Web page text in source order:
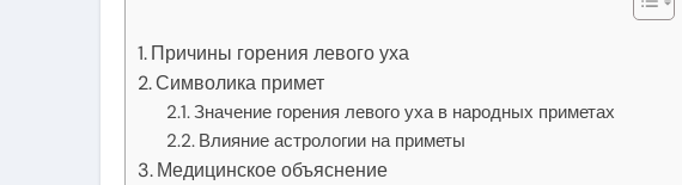
Причины горения левого уха
Символика примет
Значение горения левого уха в народных приметах
Влияние астрологии на приметы
Медицинское объяснение